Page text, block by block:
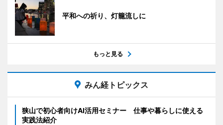
平和への祈り、灯籠流しに
もっと見る
みん経トピックス
狭山で初心者向けAI活用セミナー 仕事や暮らしに使える
実践法紹介